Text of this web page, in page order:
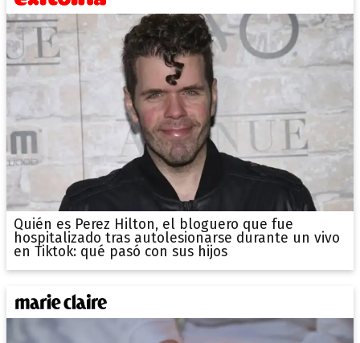
Quién es Perez Hilton, el bloguero que fue
hospitalizado tras autolesionarse durante un vivo
en Tiktok: qué pasó con sus hijos